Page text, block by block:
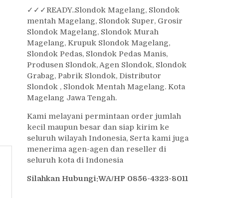
✓ ✓✓READY..Slondok Magelang, Slondok
mentah Magelang, Slondok Super, Grosir
Slondok Magelang, Slondok Murah
Magelang, Krupuk Slondok Magelang,
Slondok Pedas, Slondok Pedas Manis,
Produsen Slondok, Agen Slondok, Slondok
Grabag, Pabrik Slondok, Distributor
Slondok , Slondok Mentah Magelang. Kota
Magelang Jawa Tengah.
Kami melayani permintaan order jumlah
kecil maupun besar dan siap kirim ke
seluruh wilayah Indonesia, Serta kami juga
menerima agen-agen dan reseller di
seluruh kota di Indonesia
Silahkan Hubungi:WA/HP 0856-4323-8011